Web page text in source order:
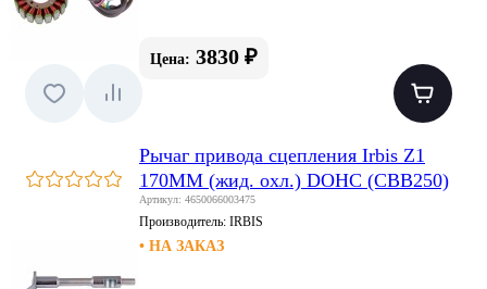
Цена: 3830 ₽
Рычаг привода сцепления Irbis Z1
170MM (жид. охл.) DOHC (CBB250)
Артикул: 4650066003475
Производитель: IRBIS
• НА ЗАКАЗ